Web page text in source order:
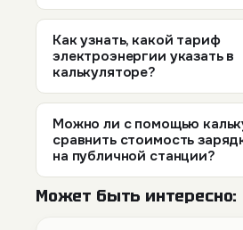
Как узнать, какой тариф
электроэнергии указать в
калькуляторе?
Можно ли с помощью
сравнить стоимость
на публичной станции?
Может быть интересно: